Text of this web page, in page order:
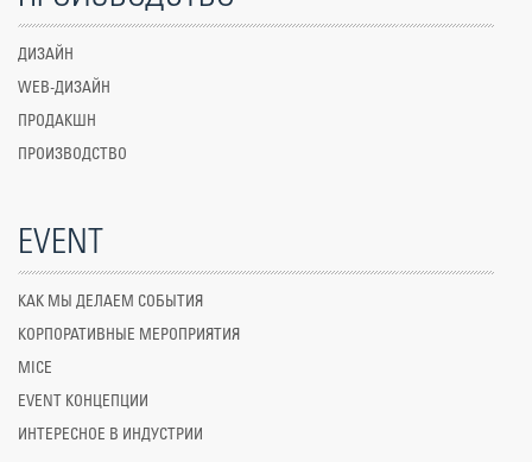
ДИЗАЙН
WEB-ДИЗАЙН
ПРОДАКШН
ПРОИЗВОДСТВО
EVENT
КАК МЫ ДЕЛАЕМ СОБЫТИЯ
КОРПОРАТИВНЫЕ МЕРОПРИЯТИЯ
MICE
EVENT КОНЦЕПЦИИ
ИНТЕРЕСНОЕ В ИНДУСТРИИ